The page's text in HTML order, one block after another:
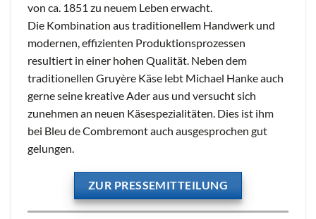
von ca. 1851 zu neuem Leben erwacht.
Die Kombination aus traditionellem Handwerk und
modernen, effizienten Produktionsprozessen
resultiert in einer hohen Qualität. Neben dem
traditionellen Gruyère Käse lebt Michael Hanke auch
gerne seine kreative Ader aus und versucht sich
zunehmen an neuen Käsespezialitäten. Dies ist ihm
bei Bleu de Combremont auch ausgesprochen gut
gelungen.
ZUR PRESSEMITTEILUNG